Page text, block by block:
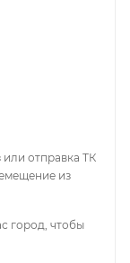
отправка ТК
из
город, чтобы